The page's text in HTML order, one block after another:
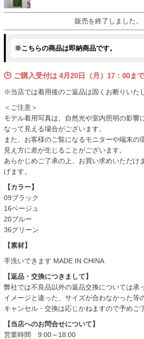
販売を終了しました。
※こちらの商品は即納商品です。
🕒 ご購入受付は 4月20日（月）17：00まで
※当店では着用後のご返品は固くお断りいた
＜ご注意＞
モデル着用写真は、自然光や室内照明の影響
なって見える場合がございます。
また、お客様のご覧になるモニターや端末の
見え方に差が生じることがございます。
あらかじめご了承の上、お買い求めいただけ
げます。
【カラー】
09ブラック
16ベージュ
20ブルー
36グリーン
【素材】
手洗いできます MADE IN CHINA
【返品・交換につきまして】
弊社では不良品以外の返品交換については承
イメージと違った、サイズが合わなかった等
キャンセル・交換は応じかねますので予めご
【当店へのお問合せについて】
営業時間 9:00～18:00